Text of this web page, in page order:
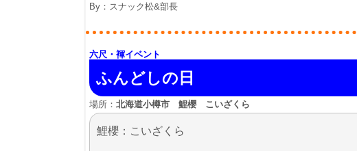
By： スナック松&部長
六尺・褌イベント
ふんどしの日
場所： 北海道小樽市 鯉櫻 こいざくら
鯉櫻：こいざくら